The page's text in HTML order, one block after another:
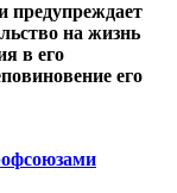
предупреждает
на жизнь
в его
его